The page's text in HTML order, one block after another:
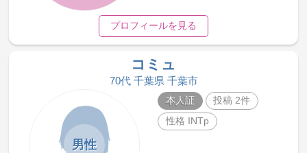
プロフィールを見る
コミュ
70代 千葉県 千葉市
男性
本人証
投稿 2件
性格 INTp